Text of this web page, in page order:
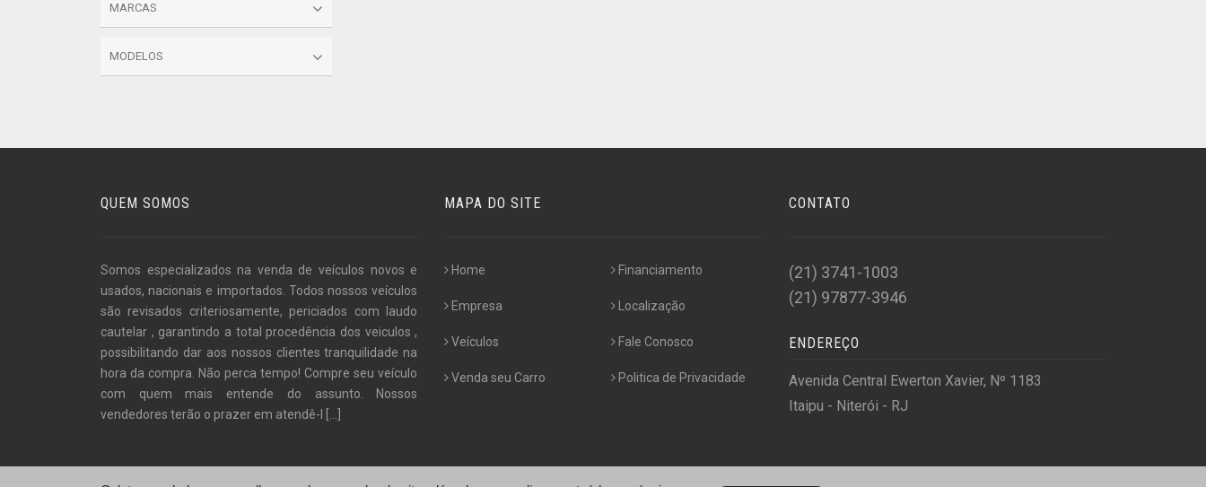
MARCAS
MODELOS
QUEM SOMOS
Somos especializados na venda de veículos novos e
usados, nacionais e importados. Todos nossos veículos
são revisados criteriosamente, periciados com laudo
cautelar , garantindo a total procedência dos veiculos ,
possibilitando dar aos nossos clientes tranquilidade na
hora da compra. Não perca tempo! Compre seu veículo
com quem mais entende do assunto. Nossos
vendedores terão o prazer em atendê-l
MAPA DO SITE
Home
Empresa
Veículos
Venda seu Carro
Financiamento
Localização
Fale Conosco
Politica de Privacidade
CONTATO
(21) 3741-1003
(21) 97877-3946
ENDEREÇO
Avenida Central Ewerton Xavier, Nº 1183
Itaipu - Niterói - RJ